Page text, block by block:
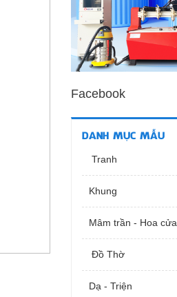
Facebook
DANH MỤC MẪU
Tranh
Khung
Mâm trần - Hoa cửa
Đồ Thờ
Dạ - Triện